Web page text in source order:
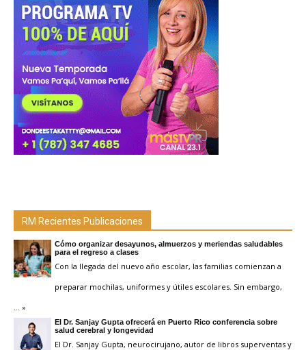
RM Recientes Publicaciones
Cómo organizar desayunos, almuerzos y meriendas saludables
para el regreso a clases
Con la llegada del nuevo año escolar, las familias comienzan a
preparar mochilas, uniformes y útiles escolares. Sin embargo,
… »
El Dr. Sanjay Gupta ofrecerá en Puerto Rico conferencia sobre
salud cerebral y longevidad
El Dr. Sanjay Gupta, neurocirujano, autor de libros superventas y